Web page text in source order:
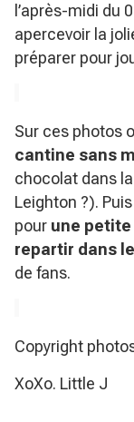
l’après-midi du
apercevoir la
préparer pour
Sur ces photos
cantine sans
chocolat dans
Leighton ?).
pour une
repartir dans
de fans.
Copyright
XoXo. Little J